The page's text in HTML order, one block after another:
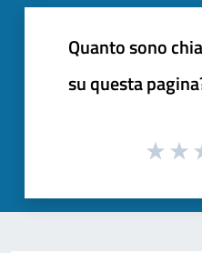
Quanto sono
su questa